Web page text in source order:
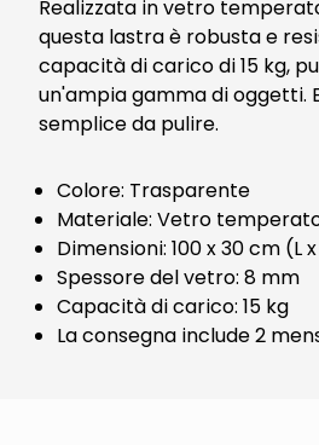
Realizzata in vetro
questa lastra è robusta e
capacità di carico di 15 kg,
un'ampia gamma di oggetti.
semplice da pulire.
Colore: Trasparente
Materiale: Vetro
Dimensioni: 100 x 30 cm (L
Spessore del vetro: 8 mm
Capacità di carico: 15 kg
La consegna include 2